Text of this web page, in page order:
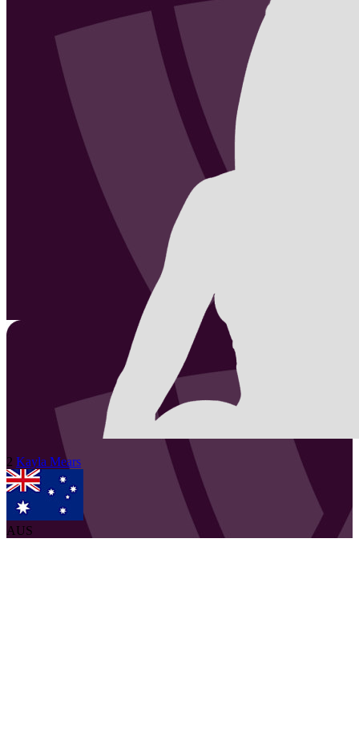
2 Kayla Mears
AUS